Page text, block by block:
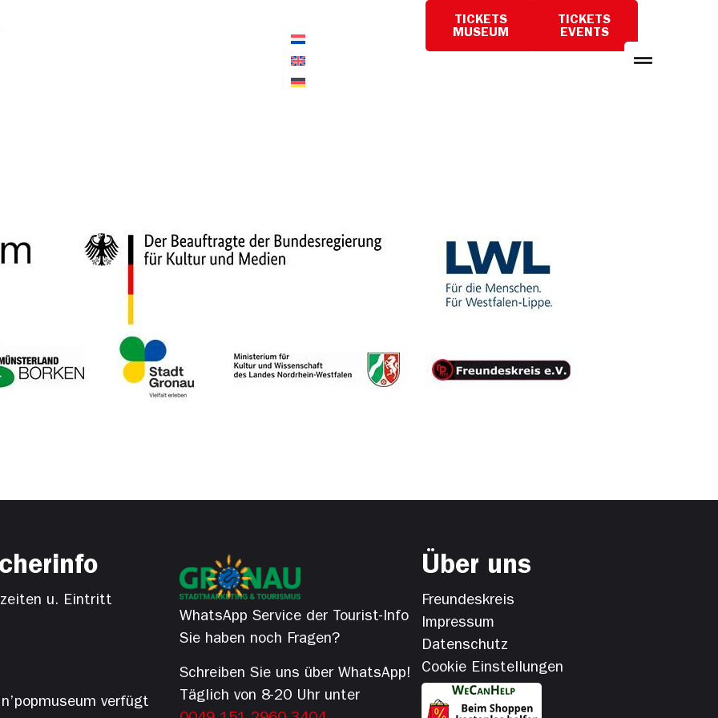
TICKETS
MUSEUM
TICKETS
EVENTS
u. Eintritt
verfügt
WhatsApp Service der Tourist-Info
Sie haben noch Fragen?
Schreiben Sie uns über WhatsApp!
Täglich von 8-20 Uhr unter
Über uns
Freundeskreis
Impressum
Datenschutz
Cookie Einstellungen